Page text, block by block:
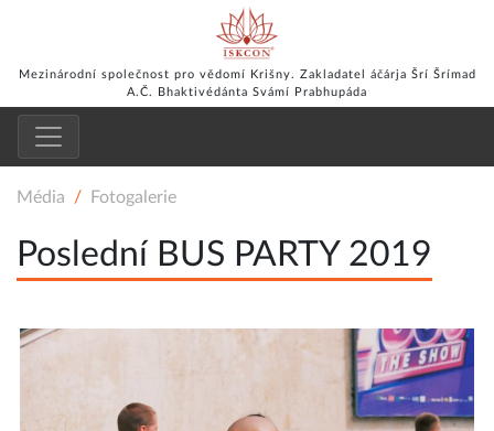
Mezinárodní společnost pro vědomí Krišny. Zakladatel áčárja Šrí Šrímad
A.Č. Bhaktivédánta Svámí Prabhupáda
Média Fotogalerie
Poslední BUS PARTY 2019